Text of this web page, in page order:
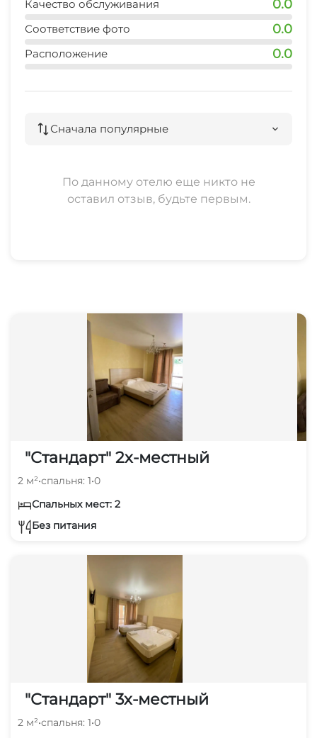
Качество обслуживания 0.0
Соответствие фото 0.0
Расположение 0.0
Сначала популярные
По данному отелю еще никто не
оставил отзыв, будьте первым.
"Стандарт" 2х-местный
2 м²•спальня: 1•0
Спальных мест: 2
Без питания
"Стандарт" 3х-местный
2 м²•спальня: 1•0